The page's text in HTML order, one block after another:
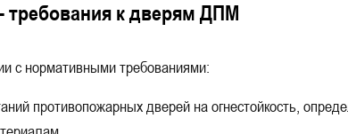
В кладовое помещение
В частный дом и коттедж
Для архивов Временные Для
требования к дверям ДПМ
с нормативными требованиями:
противопожарных дверей на огнестойкость,